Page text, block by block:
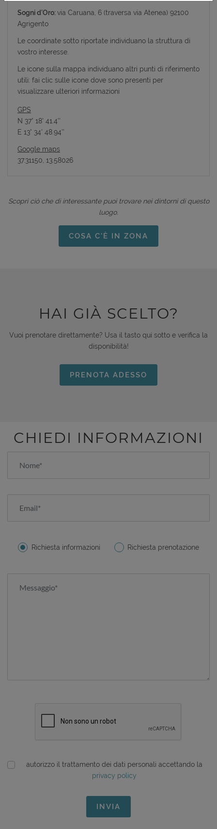
Sogni d’Oro: via Caruana, 6 (traversa via Atenea) 92100
Agrigento
Le coordinate sotto riportate individuano la struttura di
vostro interesse.
Le icone sulla mappa individuano altri punti di riferimento
utili: fai clic sulle icone dove sono presenti per
visualizzare ulteriori informazioni
GPS
N 37° 18' 41.4''
E 13° 34' 48.94''
Google maps
37.31150, 13.58026
Scopri ciò che di interessante puoi trovare nei dintorni di questo
luogo.
COSA C'È IN ZONA
HAI GIÀ SCELTO?
Vuoi prenotare direttamente? Usa il tasto qui sotto e verifica la
disponibilità!
PRENOTA ADESSO
CHIEDI INFORMAZIONI
Richiesta informazioni Richiesta prenotazione
autorizzo il trattamento dei dati personali accettando la
privacy policy
INVIA